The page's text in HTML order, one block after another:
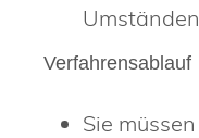
Verfahrensablauf
Sie